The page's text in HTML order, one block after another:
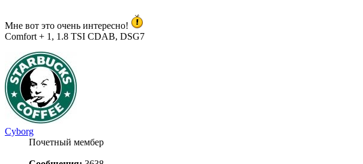
Мне вот это очень интересно!
Comfort + 1, 1.8 TSI CDAB, DSG7
Cyborg
Почетный мембер